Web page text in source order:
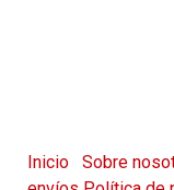
Inicio Sobre